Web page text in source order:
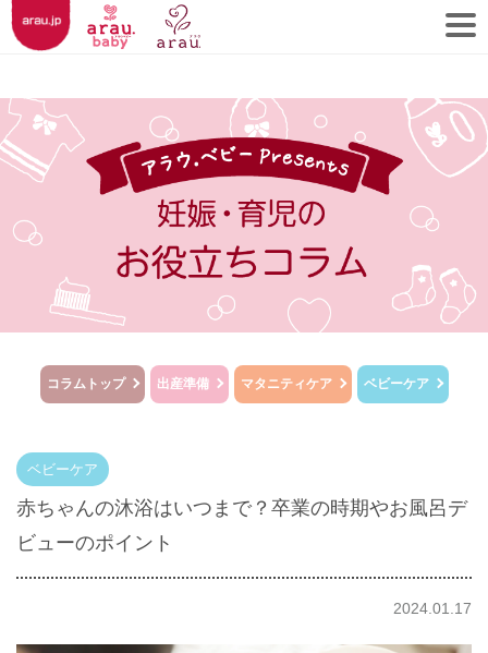
コラムトップ 出産準備 マタニティケア ベビーケア
赤ちゃんの沐浴はいつまで？卒業の時期やお風呂デ
ビューのポイント
2024.01.17